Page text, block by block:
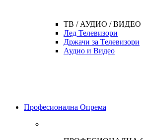
ТВ / АУДИО / ВИДЕО
Лед Телевизори
Држачи за Телевизори
Аудио и Видео
Професионална Опрема